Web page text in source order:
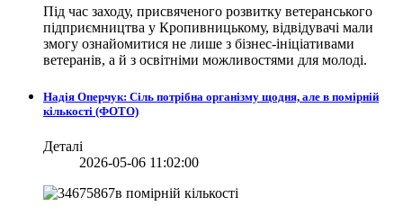
Під час заходу, присвяченого розвитку ветеранського
підприємництва у Кропивницькому, відвідувачі мали
змогу ознайомитися не лише з бізнес-ініціативами
ветеранів, а й з освітніми можливостями для молоді.
Надія Оперчук: Сіль потрібна організму щодня, але в помірній
кількості (ФОТО)
Деталі
2026-05-06 11:02:00